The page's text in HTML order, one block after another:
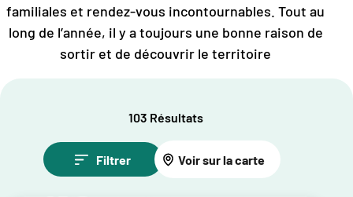
familiales et rendez-vous incontournables. Tout au
long de l’année, il y a toujours une bonne raison de
sortir et de découvrir le territoire
103 Résultats
Filtrer Voir sur la carte